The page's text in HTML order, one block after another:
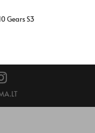
Gears S3